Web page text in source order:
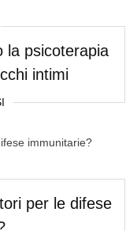
la psicoterapia
intimi
per le difese